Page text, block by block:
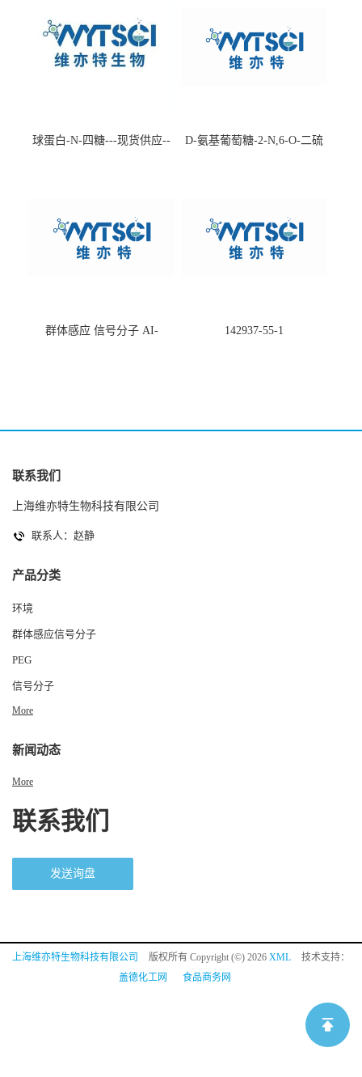
球蛋白-N-四糖---现货供应--
D-氨基葡萄糖-2-N,6-O-二硫
群体感应 信号分子 AI-
142937-55-1
联系我们
上海维亦特生物科技有限公司
联系人：赵静
产品分类
环境
群体感应信号分子
PEG
信号分子
More
新闻动态
More
联系我们
发送询盘
上海维亦特生物科技有限公司 版权所有 Copyright (©) 2026 XML
技术支持：
盖德化工网
食品商务网